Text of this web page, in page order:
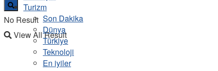
No Result
View All Result
Turizm
Son Dakika
Dünya
Türkiye
Teknoloji
En iyiler